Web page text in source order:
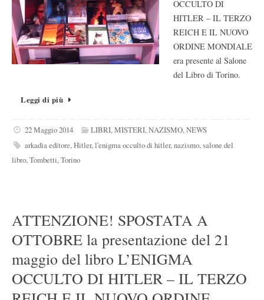
OCCULTO DI
HITLER – IL TERZO
REICH E IL NUOVO
ORDINE MONDIALE
era presente al Salone
del Libro di Torino.
Leggi di più
22 Maggio 2014 LIBRI,MISTERI,NAZISMO,NEWS
arkadia editore,Hitler,l'enigma occulto di hitler,nazismo,salone del
libro,Tombetti,Torino
ATTENZIONE! SPOSTATA A
OTTOBRE la presentazione del 21
maggio del libro L’ENIGMA
OCCULTO DI HITLER – IL TERZO